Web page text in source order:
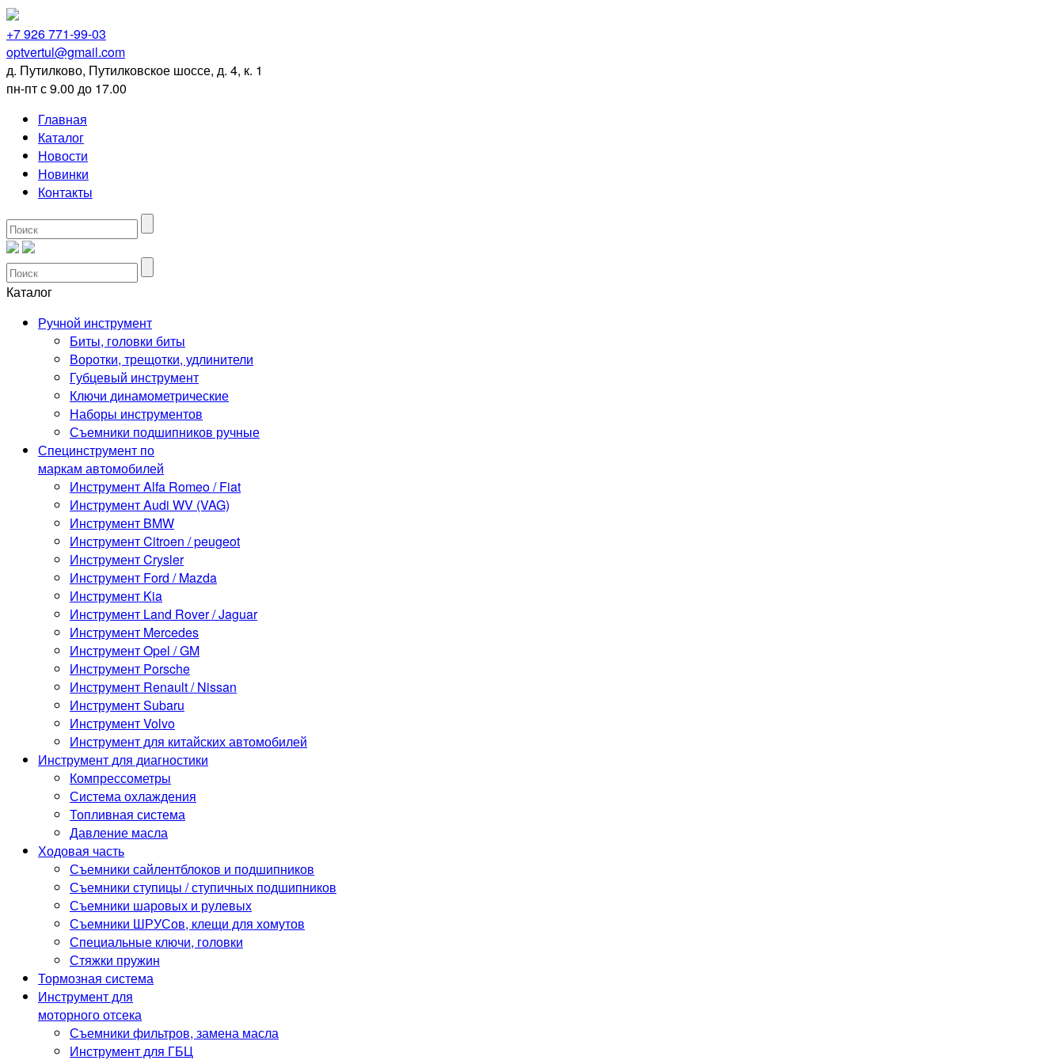
+7 926 771-99-03
optvertul@gmail.com
д. Путилково, Путилковское шоссе, д. 4, к. 1
пн-пт с 9.00 до 17.00
Главная
Каталог
Новости
Новинки
Контакты
Каталог
Ручной инструмент
Биты, головки биты
Воротки, трещотки, удлинители
Губцевый инструмент
Ключи динамометрические
Наборы инструментов
Съемники подшипников ручные
Специнструмент по
маркам автомобилей
Инструмент Alfa Romeo / Fiat
Инструмент Audi WV (VAG)
Инструмент BMW
Инструмент Citroen / peugeot
Инструмент Crysler
Инструмент Ford / Mazda
Инструмент Kia
Инструмент Land Rover / Jaguar
Инструмент Mercedes
Инструмент Opel / GM
Инструмент Porsche
Инструмент Renault / Nissan
Инструмент Subaru
Инструмент Volvo
Инструмент для китайских автомобилей
Инструмент для диагностики
Компрессометры
Система охлаждения
Топливная система
Давление масла
Ходовая часть
Съемники сайлентблоков и подшипников
Съемники ступицы / ступичных подшипников
Съемники шаровых и рулевых
Съемники ШРУСов, клещи для хомутов
Специальные ключи, головки
Стяжки пружин
Тормозная система
Инструмент для
моторного отсека
Съемники фильтров, замена масла
Инструмент для ГБЦ